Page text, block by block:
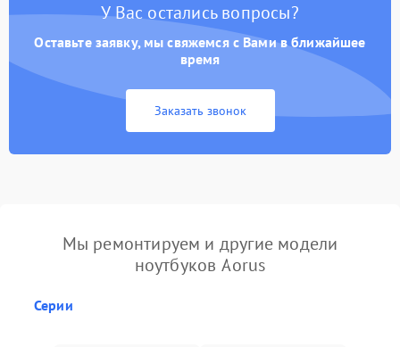
У Вас остались вопросы?
Оставьте заявку, мы свяжемся с Вами в ближайшее
время
Заказать звонок
Мы ремонтируем и другие модели
ноутбуков Aorus
Серии